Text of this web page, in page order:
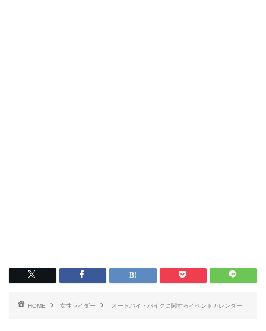
HOME 女性ライダー オートバイ・バイクに関するイベントカレンダー